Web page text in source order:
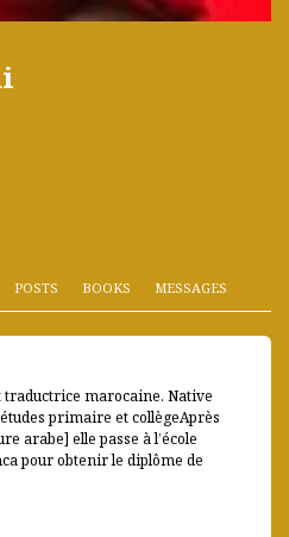
POSTS BOOKS MESSAGES
marocaine. Native
primaire et collègeAprès
arabe] elle passe à l’école
pour obtenir le diplôme de